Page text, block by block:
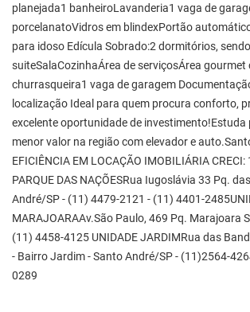
planejada1 banheiroLavanderia1 vaga de
porcelanatoVidros em blindexPortão
para idoso Edícula Sobrado:2 dormitórios,
suiteSalaCozinhaÁrea de serviçosÁrea gourmet
churrasqueira1 vaga de garagem
localização Ideal para quem procura conforto,
excelente oportunidade de
menor valor na região com elevador e
EFICIÊNCIA EM LOCAÇÃO IMOBILIÁRIA
PARQUE DAS NAÇÕESRua Iugoslávia 33 Pq.
André/SP - (11) 4479-2121 - (11) 4401-
MARAJOARAAv.São Paulo, 469 Pq. Marajoara
(11) 4458-4125 UNIDADE JARDIMRua das
- Bairro Jardim - Santo André/SP - (11)2564-
0289